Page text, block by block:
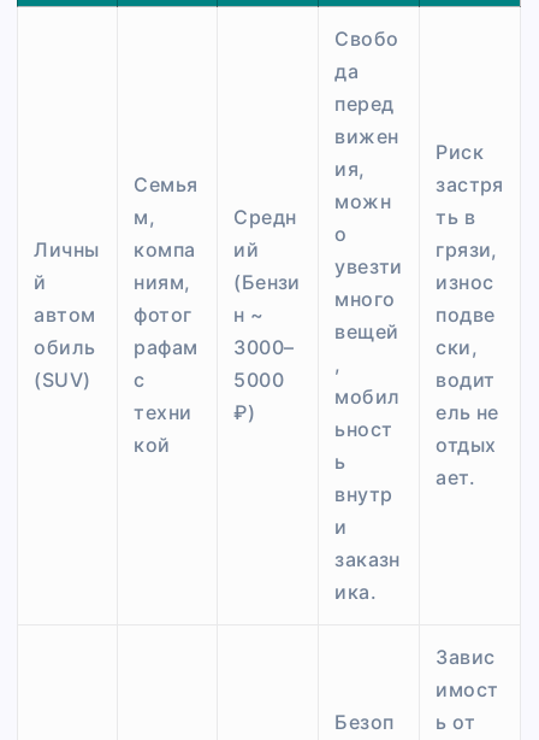
Личны
й
автом
обиль
(SUV)
Семья
м,
компа
ниям,
фотог
рафам
с
техни
кой
Средн
ий
(Бензи
н ~
3000–
5000
₽)
Свобо
да
перед
вижен
ия,
можн
о
увезти
много
вещей
,
мобил
ьност
ь
внутр
и
заказн
ика.
Риск
застря
ть в
грязи,
износ
подве
ски,
водит
ель не
отдых
ает.
Безоп
Завис
имост
ь от